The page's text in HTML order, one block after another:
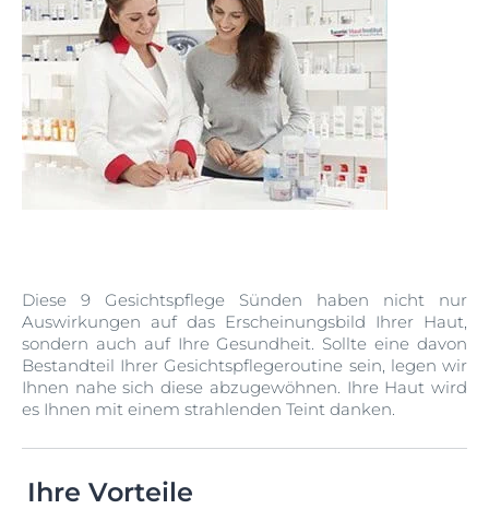
Diese 9 Gesichtspflege Sünden haben nicht nur
Auswirkungen auf das Erscheinungsbild Ihrer Haut,
sondern auch auf Ihre Gesundheit. Sollte eine davon
Bestandteil Ihrer Gesichtspflegeroutine sein, legen wir
Ihnen nahe sich diese abzugewöhnen. Ihre Haut wird
es Ihnen mit einem strahlenden Teint danken.
Ihre Vorteile